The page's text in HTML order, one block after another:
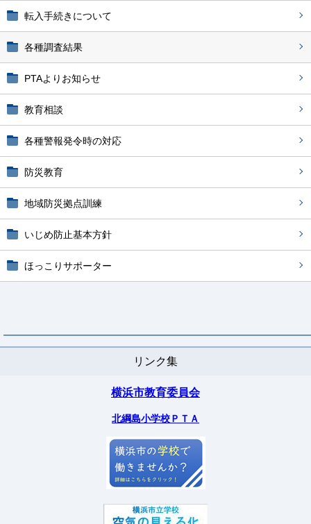
転入手続きについて
各種調査結果
PTAよりお知らせ
教育相談
各種警報発令時の対応
防災教育
地域防災拠点訓練
いじめ防止基本方針
ほっこりサポーター
リンク集
横浜市教育委員会
北綱島小学校ＰＴＡ